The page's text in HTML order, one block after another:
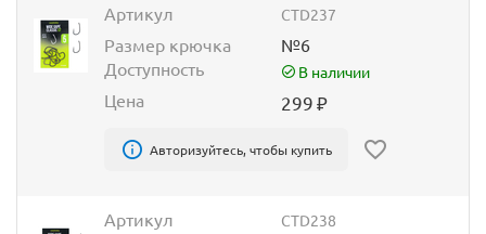
Артикул CTD237
Размер крючка
№6
Доступность
В наличии
Цена 299₽
Авторизуйтесь, чтобы купить
Артикул CTD238